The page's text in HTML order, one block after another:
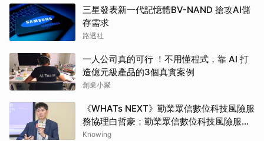
三星發表新一代記憶體BV-NAND 搶攻AI儲
存需求
路透社
一人公司真的可行 ！不用懂程式，靠 AI 打
造億元級產品的3個真實案例
創業小聚
《WHATs NEXT》勤業眾信數位科技風險服
務協理白哲豪：勤業眾信數位科技風險服務
協理白哲豪：CBOM資產盤點場景複雜多
Knowing